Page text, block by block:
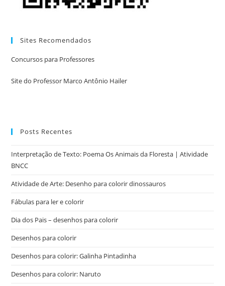
Sites Recomendados
Concursos para Professores
Site do Professor Marco Antônio Hailer
Posts Recentes
Interpretação de Texto: Poema Os Animais da Floresta | Atividade
BNCC
Atividade de Arte: Desenho para colorir dinossauros
Fábulas para ler e colorir
Dia dos Pais – desenhos para colorir
Desenhos para colorir
Desenhos para colorir: Galinha Pintadinha
Desenhos para colorir: Naruto